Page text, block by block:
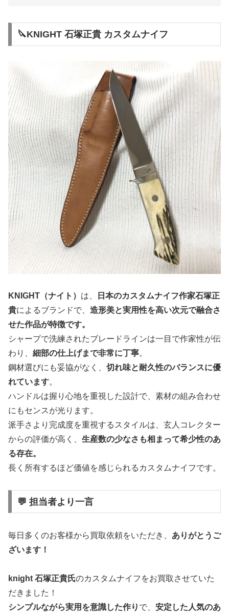
🔪KNIGHT 石塚正貴 カスタムナイフ
KNIGHT（ナイト） は、
日本のカスタムナイフ作家石塚正
貴によるブランドで、 造形美と実用性を高い次元で融合さ
せた作品が特徴です。
シャープで洗練されたブレードラインは一目で作家性が伝
わり、 細部の仕上げまで非常に丁寧。
鋼材選びにも妥協がなく、 切れ味と耐久性のバランスに優
れています。
ハンドルは握り心地を重視した設計で、素材の組み合わせ
にもセンスが光ります。
派手さより完成度を重視するスタイルは、玄人コレクター
からの評価が高く、 生産数の少なさも相まって希少性のあ
る存在。
長く所有するほど価値を感じられるカスタムナイフです。
💬 担当者より一言
毎日多くのお客様から買取依頼をいただき、 ありがとうご
ざいます！
knight 石塚正貴氏のカスタムナイフをお買取させていた
だきました！
シンプルながら実用を意識した作り で、 安定した人気のあ